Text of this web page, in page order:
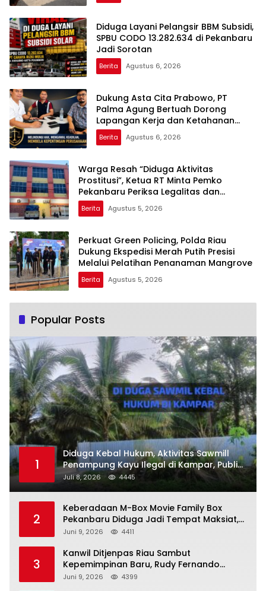
Diduga Layani Pelangsir BBM Subsidi,
SPBU CODO 13.282.634 di Pekanbaru
Jadi Sorotan
Berita Agustus 6, 2026
Dukung Asta Cita Prabowo, PT
Palma Agung Bertuah Dorong
Lapangan Kerja dan Ketahanan
Pangan
Berita Agustus 6, 2026
Warga Resah “Diduga Aktivitas
Prostitusi”, Ketua RT Minta Pemko
Pekanbaru Periksa Legalitas dan
Aktivitas Z Homestay di Jalan Tanjung
Datuk
Berita Agustus 5, 2026
Perkuat Green Policing, Polda Riau
Dukung Ekspedisi Merah Putih Presisi
Melalui Pelatihan Penanaman Mangrove
Berita Agustus 5, 2026
Popular Posts
1
Diduga Kebal Hukum, Aktivitas Sawmill
Penampung Kayu Ilegal di Kampar, Publik
Soroti Komitmen Penegakan Hukum Polres
Kampar
Juli 8, 2026 4445
2
Keberadaan M-Box Movie Family Box
Pekanbaru Diduga Jadi Tempat Maksiat,
Warga Resah Minta Pemerintah Lakukan
Juni 9, 2026 4411
3
Kanwil Ditjenpas Riau Sambut
Kepemimpinan Baru, Rudy Fernando
Sianturi Resmi Menjabat Kakanwil
Juni 9, 2026 4399